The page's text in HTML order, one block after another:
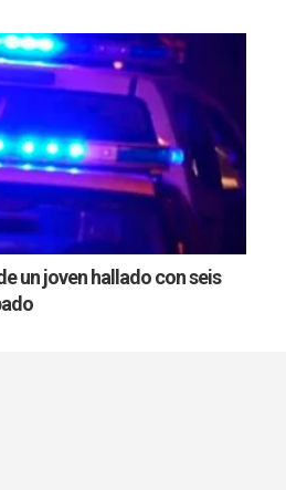
un joven hallado con seis